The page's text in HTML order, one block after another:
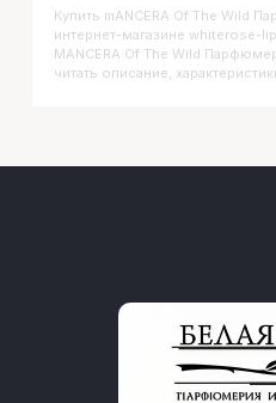
Купить MANCERA Of The Wild
интернет-магазине whiterose-
MANCERA Of The Wild
читать описание,